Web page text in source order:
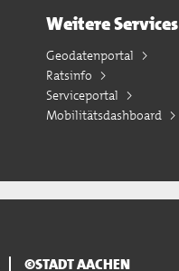
Weitere Services
Geodatenportal
Ratsinfo
Serviceportal
Mobilitätsdashboard
©STADT AACHEN